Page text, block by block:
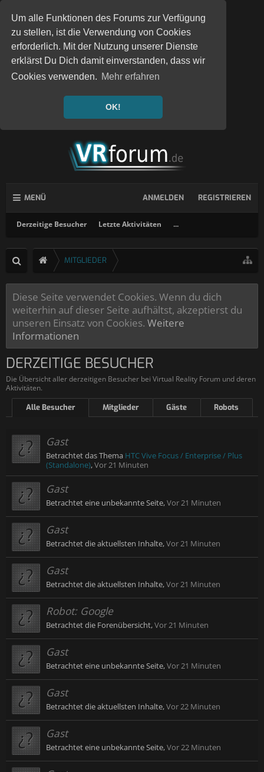
Um alle Funktionen des Forums zur Verfügung
zu stellen, ist die Verwendung von Cookies
erforderlich. Mit der Nutzung unserer Dienste
erklärst Du Dich damit einverstanden, dass wir
Cookies verwenden. Mehr erfahren
OK!
MENÜ
Derzeitige Besucher Letzte Aktivitäten ...
ANMELDEN REGISTRIEREN
MITGLIEDER
Diese Seite verwendet Cookies. Wenn du dich
weiterhin auf dieser Seite aufhältst, akzeptierst du
unseren Einsatz von Cookies. Weitere
Informationen
DERZEITIGE BESUCHER
Die Übersicht aller derzeitigen Besucher bei Virtual Reality Forum und deren
Aktivitäten.
Alle Besucher
Mitglieder Gäste Robots
Gast
Betrachtet das Thema HTC Vive Focus / Enterprise / Plus
(Standalone),Vor 21 Minuten
Gast
Betrachtet eine unbekannte Seite,Vor 21 Minuten
Gast
Betrachtet die aktuellsten Inhalte,Vor 21 Minuten
Gast
Betrachtet die aktuellsten Inhalte,Vor 21 Minuten
Robot: Google
Betrachtet die Forenübersicht,Vor 21 Minuten
Gast
Betrachtet eine unbekannte Seite,Vor 21 Minuten
Gast
Betrachtet die aktuellsten Inhalte,Vor 22 Minuten
Gast
Betrachtet eine unbekannte Seite,Vor 22 Minuten